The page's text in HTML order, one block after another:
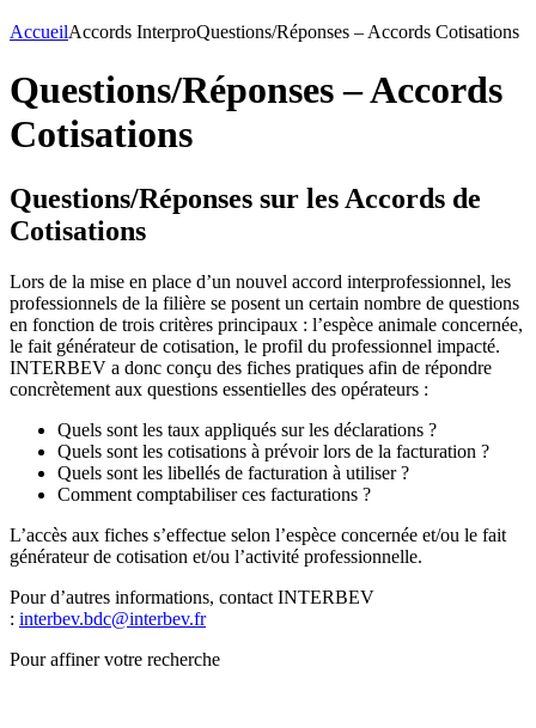
AccueilAccords InterproQuestions/Réponses – Accords Cotisations
Questions/Réponses – Accords
Cotisations
Questions/Réponses sur les Accords de
Cotisations
Lors de la mise en place d’un nouvel accord interprofessionnel, les
professionnels de la filière se posent un certain nombre de questions
en fonction de trois critères principaux : l’espèce animale concernée,
le fait générateur de cotisation, le profil du professionnel impacté.
INTERBEV a donc conçu des fiches pratiques afin de répondre
concrètement aux questions essentielles des opérateurs :
Quels sont les taux appliqués sur les déclarations ?
Quels sont les cotisations à prévoir lors de la facturation ?
Quels sont les libellés de facturation à utiliser ?
Comment comptabiliser ces facturations ?
L’accès aux fiches s’effectue selon l’espèce concernée et/ou le fait
générateur de cotisation et/ou l’activité professionnelle.
Pour d’autres informations, contact INTERBEV
: interbev.bdc@interbev.fr
Pour affiner votre recherche